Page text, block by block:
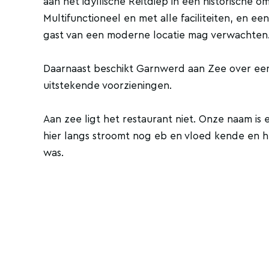
Multifunctioneel en met alle faciliteiten, en
gast van een moderne locatie mag
Daarnaast beschikt Garnwerd aan Zee over
uitstekende voorzieningen.
Aan zee ligt het restaurant niet. Onze naam
hier langs stroomt nog eb en vloed kende en
was.